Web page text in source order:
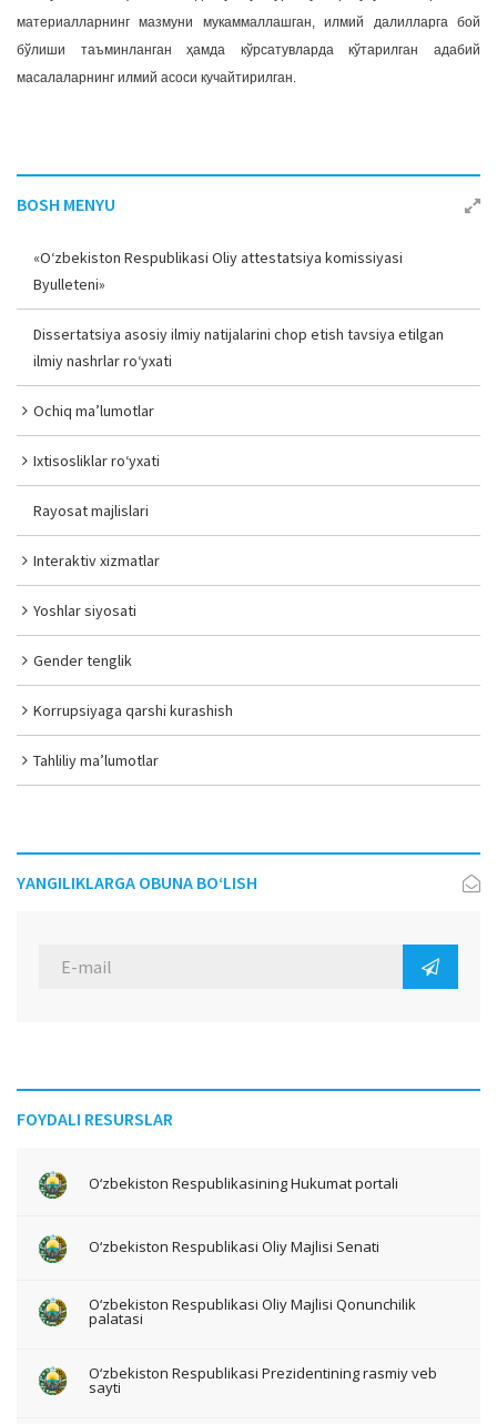
материалларнинг мазмуни мукаммаллашган, илмий далилларга бой
бўлиши таъминланган ҳамда кўрсатувларда кўтарилган адабий
масалаларнинг илмий асоси кучайтирилган.
BOSH MENYU
«O‘zbekiston Respublikasi Oliy attestatsiya komissiyasi
Byulleteni»
Dissertatsiya asosiy ilmiy natijalarini chop etish tavsiya etilgan
ilmiy nashrlar ro‘yxati
Ochiq ma’lumotlar
Ixtisosliklar ro‘yxati
Rayosat majlislari
Interaktiv xizmatlar
Yoshlar siyosati
Gender tenglik
Korrupsiyaga qarshi kurashish
Tahliliy ma’lumotlar
YANGILIKLARGA OBUNA BO‘LISH
FOYDALI RESURSLAR
O‘zbekiston Respublikasining Hukumat portali
O‘zbekiston Respublikasi Oliy Majlisi Senati
O‘zbekiston Respublikasi Oliy Majlisi Qonunchilik
palatasi
O‘zbekiston Respublikasi Prezidentining rasmiy veb
sayti